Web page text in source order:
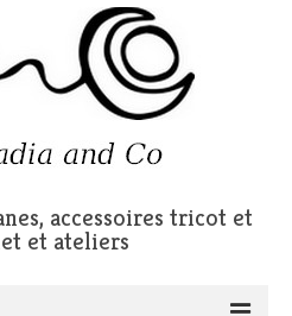
accessoires tricot et
et ateliers